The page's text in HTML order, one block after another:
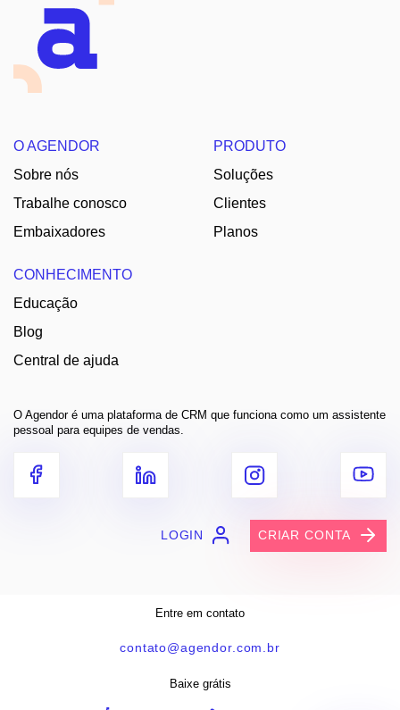
O AGENDOR
Sobre nós
Trabalhe conosco
Embaixadores
PRODUTO
Soluções
Clientes
Planos
CONHECIMENTO
Educação
Blog
Central de ajuda
O Agendor é uma plataforma de CRM que funciona como um assistente
pessoal para equipes de vendas.
LOGIN CRIAR CONTA
Entre em contato
contato@agendor.com.br
Baixe grátis